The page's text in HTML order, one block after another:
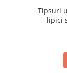
Tipsuri
lipici